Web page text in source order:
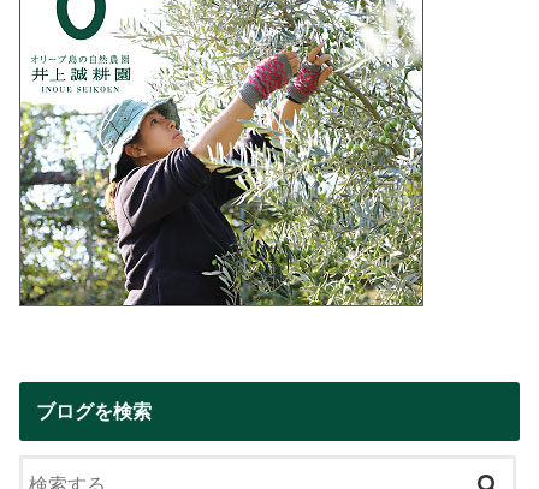
ブログを検索